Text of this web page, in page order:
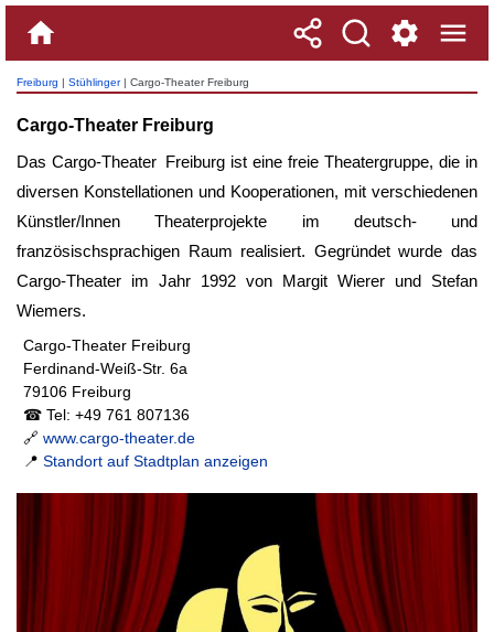
Freiburg | Stühlinger| Cargo-Theater Freiburg
Cargo-Theater Freiburg
Das Cargo-Theater Freiburg ist eine freie Theatergruppe, die in
diversen Konstellationen und Kooperationen, mit verschiedenen
Künstler/Innen Theaterprojekte im deutsch- und
französischsprachigen Raum realisiert. Gegründet wurde das
Cargo-Theater im Jahr 1992 von Margit Wierer und Stefan
Wiemers.
Cargo-Theater Freiburg
Ferdinand-Weiß-Str. 6a
79106 Freiburg
☎ Tel: +49 761 807136
🔗 www.cargo-theater.de
📍 Standort auf Stadtplan anzeigen